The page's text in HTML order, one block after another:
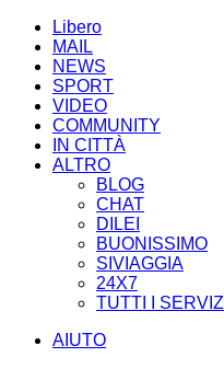
Libero
MAIL
NEWS
SPORT
VIDEO
COMMUNITY
IN CITTÀ
ALTRO
BLOG
CHAT
DILEI
BUONISSIMO
SIVIAGGIA
24X7
TUTTI I SERVIZI
AIUTO